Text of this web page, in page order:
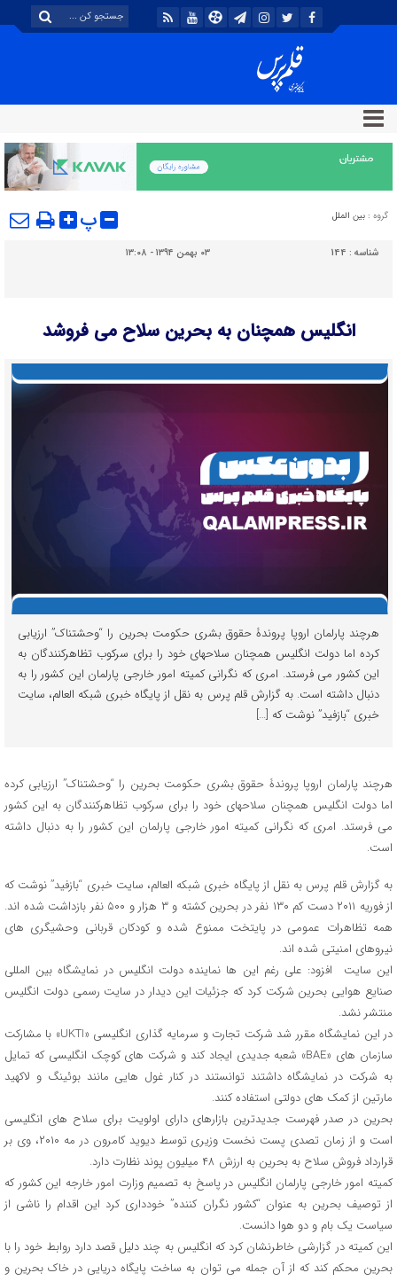
گروه : بین الملل پ
شناسه : 144 ۰۳ بهمن ۱۳۹۴ - ۱۳:۰۸
انگلیس همچنان به بحرین سلاح می فروشد
هرچند پارلمان اروپا پروندۀ حقوق بشری حکومت بحرین را “وحشتناک” ارزیابی
کرده اما دولت انگلیس همچنان سلاحهای خود را برای سرکوب تظاهرکنندگان به
این کشور می فرستد. امری که نگرانی کمیته امور خارجی پارلمان این کشور را به
دنبال داشته است. به گزارش قلم پرس به نقل از پایگاه خبری شبکه العالم، سایت
خبری “بازفید” نوشت که […]
هرچند پارلمان اروپا پروندۀ حقوق بشری حکومت بحرین را “وحشتناک” ارزیابی کرده
اما دولت انگلیس همچنان سلاحهای خود را برای سرکوب تظاهرکنندگان به این کشور
می فرستد. امری که نگرانی کمیته امور خارجی پارلمان این کشور را به دنبال داشته
است.
به گزارش قلم پرس به نقل از پایگاه خبری شبکه العالم، سایت خبری “بازفید” نوشت که
از فوریه ۲۰۱۱ دست کم ۱۳۰ نفر در بحرین کشته و ۳ هزار و ۵۰۰ نفر بازداشت شده اند.
همه تظاهرات عمومی در پایتخت ممنوع شده و کودکان قربانی وحشیگری های
نیروهای امنیتی شده اند.
این سایت افزود: علی رغم این ها نماینده دولت انگلیس در نمایشگاه بین المللی
صنایع هوایی بحرین شرکت کرد که جزئیات این دیدار در سایت رسمی دولت انگلیس
منتشر نشد.
در این نمایشگاه مقرر شد شرکت تجارت و سرمایه گذاری انگلیسی «UKTI» با مشارکت
سازمان های «BAE» شعبه جدیدی ایجاد کند و شرکت های کوچک انگلیسی که تمایل
به شرکت در نمایشگاه داشتند توانستند در کنار غول هایی مانند بوئینگ و لاکهید
مارتین از کمک های دولتی استفاده کنند.
بحرین در صدر فهرست جدیدترین بازارهای دارای اولویت برای سلاح های انگلیسی
است و از زمان تصدی پست نخست وزیری توسط دیوید کامرون در مه ۲۰۱۰، وی بر
قرارداد فروش سلاح به بحرین به ارزش ۴۸ میلیون پوند نظارت دارد.
کمیته امور خارجی پارلمان انگلیس در پاسخ به تصمیم وزارت امور خارجه این کشور که
از توصیف بحرین به عنوان “کشور نگران کننده” خودداری کرد این اقدام را ناشی از
سیاست یک بام و دو هوا دانست.
این کمیته در گزارشی خاطرنشان کرد که انگلیس به چند دلیل قصد دارد روابط خود را با
بحرین محکم کند که از آن جمله می توان به ساخت پایگاه دریایی در خاک بحرین و